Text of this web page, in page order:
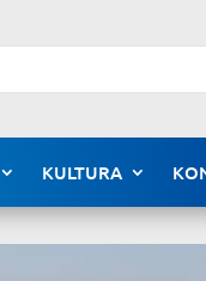
KULTURA